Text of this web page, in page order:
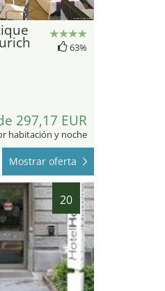
63%
297,17 EUR
habitación y noche
Mostrar oferta
20